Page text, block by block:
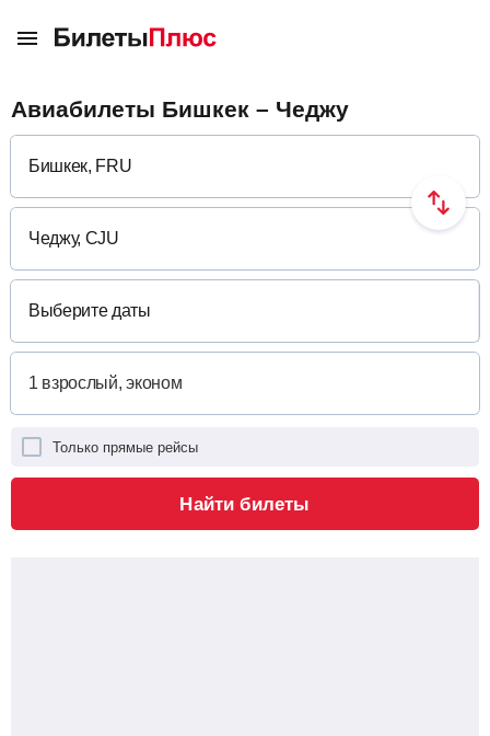
Авиабилеты Бишкек – Чеджу
Выберите даты
Только прямые рейсы
Найти билеты